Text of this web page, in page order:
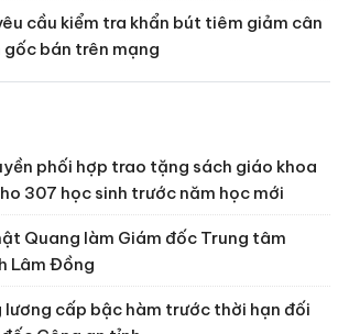
cầu kiểm tra khẩn bút tiêm giảm cân
gốc bán trên mạng
phối hợp trao tặng sách giáo khoa
307 học sinh trước năm học mới
Quang làm Giám đốc Trung tâm
Lâm Đồng
lương cấp bậc hàm trước thời hạn đối